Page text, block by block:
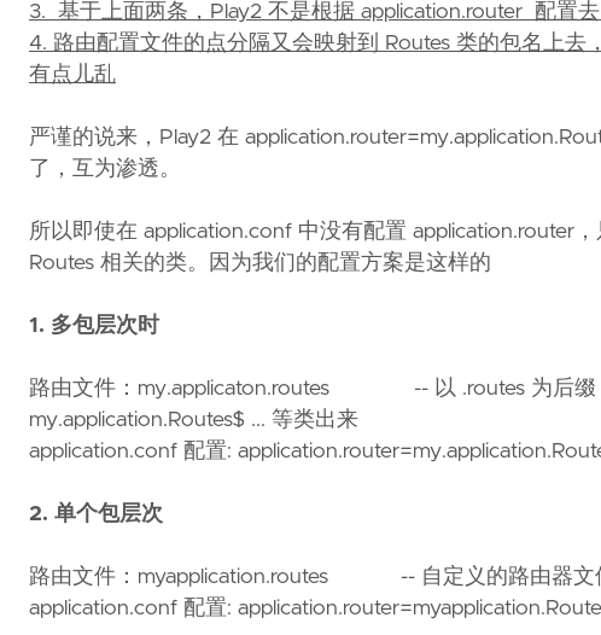
3. 基于上面两条，Play2 不是根据 application.router 配置
4. 路由配置文件的点分隔又会映射到 Routes 类的包名上
有点儿乱
严谨的说来，Play2 在
了，互为渗透。
所以即使在 application.conf 中没有配置 application.router
Routes 相关的类。因为我们的配置方案是这样的
1. 多包层次时
路由文件：my.applicaton.routes -- 以 .routes 为后缀，
my.application.Routes$ ... 等类出来
application.conf 配置:
2. 单个包层次
路由文件：myapplication.routes -- 自定义的路由器文件
application.conf 配置: